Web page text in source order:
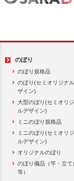
のぼり
のぼり規格品
のぼり(セミオリジナ
ザイン)
大型のぼり(セミオリ
ルデザイン)
ミニのぼり規格品
ミニのぼり(セミオリ
ルデザイン)
オリジナルのぼり
のぼり備品（竿・立て
等）